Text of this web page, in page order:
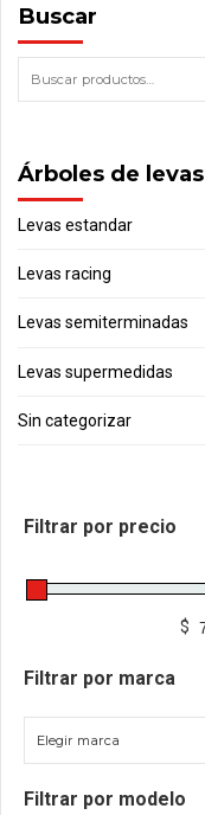
Buscar
Árboles de levas
Levas estandar
Levas racing
Levas semiterminadas
Levas supermedidas
Sin categorizar
Filtrar por precio
$
Filtrar por marca
Filtrar por modelo